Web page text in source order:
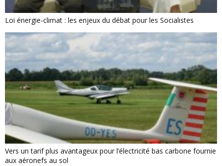
Loi énergie-climat : les enjeux du débat pour les Socialistes
Vers un tarif plus avantageux pour l’électricité bas carbone fournie
aux aéronefs au sol